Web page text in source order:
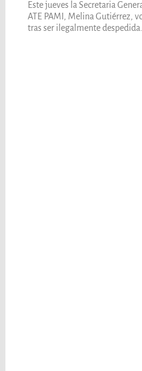
Este jueves la Secretaria
ATE PAMI, Melina Gutiérrez,
tras ser ilegalmente